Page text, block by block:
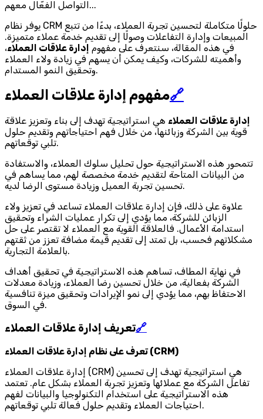
التواصل الفعّال معهم...
يوفر نظام CRM حلولًا متكاملة لتحسين تجربة العملاء، بدءًا من تتبع
المبيعات وإدارة التفاعلات وصولًا إلى تقديم خدمة عملاء متميزة.
في هذه المقالة، سنتعرف على مفهوم إدارة علاقات العملاء،
وأهميته للشركات، وكيف يمكن أن يسهم في زيادة ولاء العملاء
وتحقيق النمو المستدام.
مفهوم إدارة علاقات العملاء🔗
إدارة علاقات العملاء هي استراتيجية تهدف إلى بناء وتعزيز علاقة
قوية بين الشركة وزبائنها، من خلال فهم احتياجاتهم وتقديم حلول
تلبي توقعاتهم.
تتمحور هذه الاستراتيجية حول تحليل سلوك العملاء، والاستفادة
من البيانات المتاحة لتقديم خدمة مخصصة لهم، مما يساهم في
تحسين تجربة العميل وزيادة مستوى الرضا لديه.
علاوة على ذلك، فإن إدارة علاقات العملاء تساعد في تعزيز ولاء
الزبائن للشركة، مما يؤدي إلى تكرار عمليات الشراء وتحقيق
استدامة الأعمال. فالعلاقة القوية مع العملاء لا تقتصر على حل
مشكلاتهم فحسب، بل تمتد إلى تقديم قيمة مضافة تعزز من ثقتهم
بالعلامة التجارية.
في نهاية المطاف، تساهم هذه الاستراتيجية في تحقيق أهداف
الشركة بفعالية، من خلال تحسين رضا العملاء، وزيادة معدلات
الاحتفاظ بهم، مما يؤدي إلى نمو الإيرادات وتحقيق ميزة تنافسية
في السوق.
تعريف إدارة علاقات العملاء🔗
تعرف على نظام إدارة علاقات العملاء (CRM)
إدارة علاقات العملاء (CRM) هي استراتيجية تهدف إلى تحسين
تفاعل الشركة مع عملائها وتعزيز تجربة العملاء بشكل عام. تعتمد
هذه الاستراتيجية على استخدام التكنولوجيا والبيانات لفهم
احتياجات العملاء وتقديم حلول فعالة تلبي توقعاتهم.